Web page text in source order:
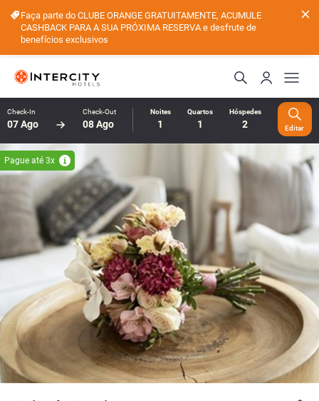
Faça parte do CLUBE ORANGE GRATUITAMENTE, ACUMULE
CASHBACK PARA A SUA PRÓXIMA RESERVA e desfrute de
benefícios exclusivos
Check-In
07 Ago
Check-Out
08 Ago
Noites
1
Quartos
1
Hóspedes
2 Editar
Pague até 3x